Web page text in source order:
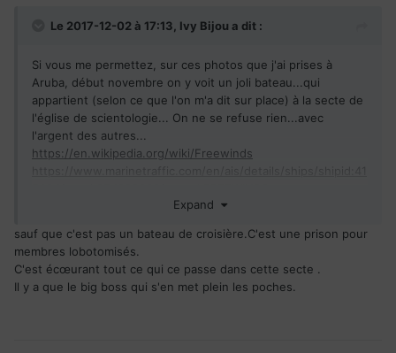
Le 2017-12-02 à 17:13, Ivy Bijou a dit :
Si vous me permettez, sur ces photos que j'ai prises à
Aruba, début novembre on y voit un joli bateau...qui
appartient (selon ce que l'on m'a dit sur place) à la secte de
l'église de scientologie... On ne se refuse rien...avec
l'argent des autres...
https://en.wikipedia.org/wiki/Freewinds
Expand
sauf que c'est pas un bateau de croisière.C'est une prison pour
membres lobotomisés.
C'est écœurant tout ce qui ce passe dans cette secte .
Il y a que le big boss qui s'en met plein les poches.